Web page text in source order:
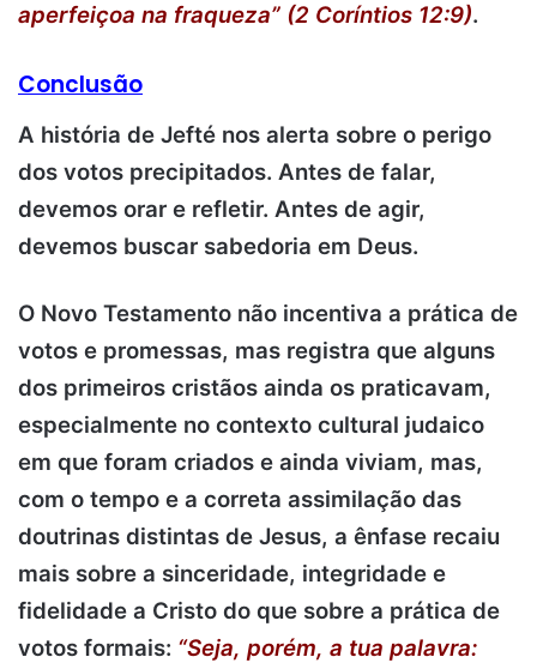
aperfeiçoa na fraqueza” (2 Coríntios 12:9).
Conclusão
A história de Jefté nos alerta sobre o perigo
dos votos precipitados. Antes de falar,
devemos orar e refletir. Antes de agir,
devemos buscar sabedoria em Deus.
O Novo Testamento não incentiva a prática de
votos e promessas, mas registra que alguns
dos primeiros cristãos ainda os praticavam,
especialmente no contexto cultural judaico
em que foram criados e ainda viviam, mas,
com o tempo e a correta assimilação das
doutrinas distintas de Jesus, a ênfase recaiu
mais sobre a sinceridade, integridade e
fidelidade a Cristo do que sobre a prática de
votos formais: “Seja, porém, a tua palavra: